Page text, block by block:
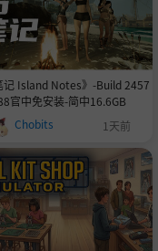
记 Island Notes》-Build 2457
官中免安装-简中16.6GB
Chobits
1天前